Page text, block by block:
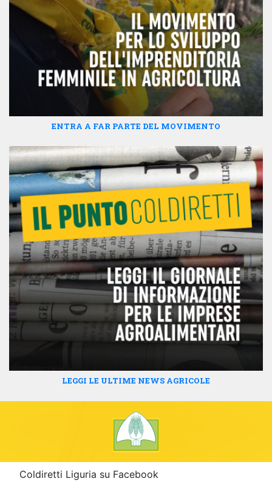
ENTRA A FAR PARTE DEL MOVIMENTO
LEGGI LE ULTIME NEWS AGRICOLE
Coldiretti Liguria su Facebook